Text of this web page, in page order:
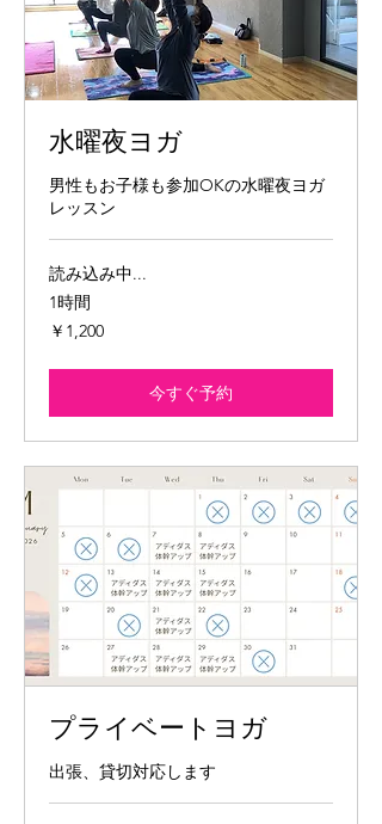
水曜夜ヨガ
男性もお子様も参加OKの水曜夜ヨガ
レッスン
読み込み中...
1時間
1,200
円
￥1,200
今すぐ予約
プライベートヨガ
出張、貸切対応します